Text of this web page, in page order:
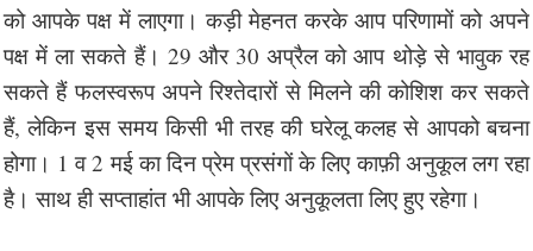
को आपके पक्ष में लाएगा। कड़ी मेहनत करके आप परिणामों को अपने
पक्ष में ला सकते हैं। 29 और 30 अप्रैल को आप थोड़े से भावुक रह
सकते हैं फलस्वरूप अपने रिश्तेदारों से मिलने की कोशिश कर सकते
हैं, लेकिन इस समय किसी भी तरह की घरेलू कलह से आपको बचना
होगा। 1 व 2 मई का दिन प्रेम प्रसंगों के लिए काफ़ी अनुकूल लग रहा
है। साथ ही सप्ताहांत भी आपके लिए अनुकूलता लिए हुए रहेगा।